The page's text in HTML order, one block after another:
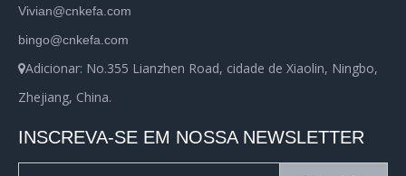
Vivian@cnkefa.com
bingo@cnkefa.com
Adicionar: No.355 Lianzhen Road, cidade de Xiaolin, Ningbo,
Zhejiang, China.
INSCREVA-SE EM NOSSA NEWSLETTER